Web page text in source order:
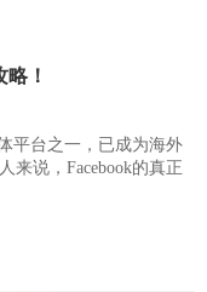
！
平台之一，已成为海外
来说，Facebook的真正